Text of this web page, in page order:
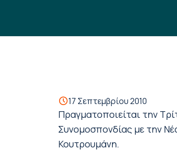
17 Σεπτεμβρίου 2010
Πραγματοποιείται την
Συνομοσπονδίας με την
Κουτρουμάνη.